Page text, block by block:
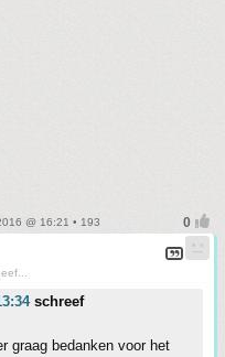
@ 16:21 • 193
schreef
graag bedanken voor het